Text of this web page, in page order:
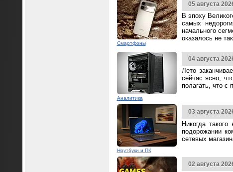
Смартфоны
05 августа
В эпоху
самых
начального
оказалось не
Аналитика
04 августа
Лето
сейчас ясно,
полагать, что с
Ноутбуки и ПК
03 августа
Никогда
подорожании
сетевых
02 августа